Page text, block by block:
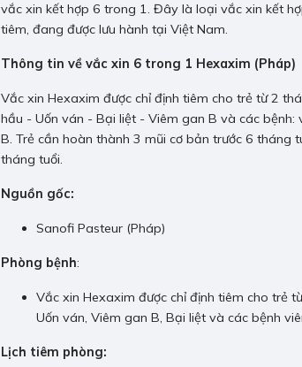
vắc xin kết hợp 6 trong 1. Đây là loại vắc xin kết
tiêm, đang được lưu hành tại Việt Nam.
Thông tin về vắc xin 6 trong 1 Hexaxim (Pháp)
Vắc xin Hexaxim được chỉ định tiêm cho trẻ từ 2
hầu - Uốn ván - Bại liệt - Viêm gan B và các
B. Trẻ cần hoàn thành 3 mũi cơ bản trước 6 tháng
tháng tuổi.
Nguồn gốc:
Sanofi Pasteur (Pháp)
Phòng bệnh:
Vắc xin Hexaxim được chỉ định tiêm cho trẻ
Uốn ván, Viêm gan B, Bại liệt và các bệnh
Lịch tiêm phòng: